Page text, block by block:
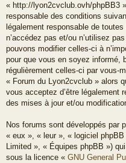
« http://lyon2cvclub.ovh/phpBB3
responsable des conditions
légalement responsable de
n’accédez pas et/ou n’utilisez
pouvons modifier celles-ci à
pour que vous en soyez informé,
régulièrement celles-ci par vous-
« Forum du Lyon2cvclub » alors
vous acceptez d’être légalement
des mises à jour et/ou
Nos forums sont développés par
« eux », « leur », « logiciel
Limited », « Équipes phpBB »)
sous la licence « GNU General